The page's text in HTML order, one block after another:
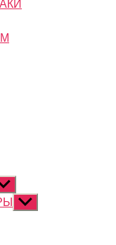
Показывать
подменю